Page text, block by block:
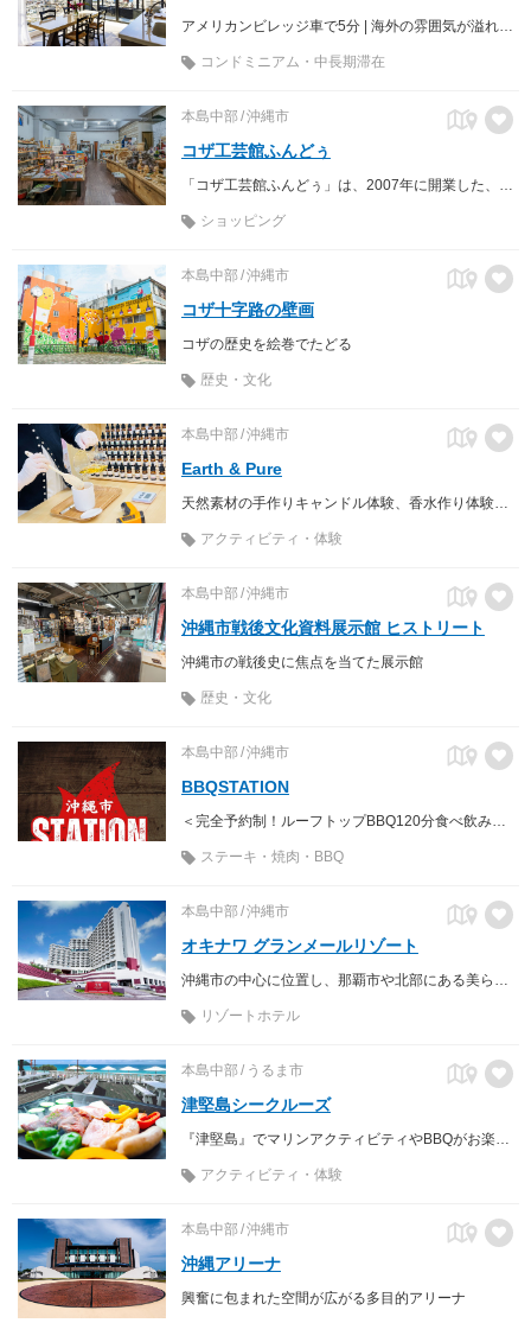
アメリカンビレッジ車で5分 | 海外の雰囲気が溢れる北谷砂辺エリア 広さがあり快適・連泊でお得なスタイリッシュコンドミニアム
コンドミニアム・中長期滞在
本島中部 沖縄市
コザ工芸館ふんどぅ
ショッピング
本島中部 沖縄市
コザ十字路の壁画
コザの歴史を絵巻でたどる
歴史・文化
本島中部 沖縄市
Earth & Pure
天然素材の手作りキャンドル体験、香水作り体験 沖縄の香りをご自宅にお持ち帰りいただけます。
アクティビティ・体験
本島中部 沖縄市
沖縄市戦後文化資料展示館 ヒストリート
沖縄市の戦後史に焦点を当てた展示館
歴史・文化
本島中部 沖縄市
BBQSTATION
＜完全予約制！ルーフトップBBQ120分食べ飲み放題プラン＞ 男女4000円 開放的な屋上バーベキューで至福のひとときを♪
ステーキ・焼肉・BBQ
本島中部 沖縄市
オキナワ グランメールリゾート
リゾートホテル
本島中部 うるま市
津堅島シークルーズ
アクティビティ・体験
本島中部 沖縄市
沖縄アリーナ
興奮に包まれた空間が広がる多目的アリーナ